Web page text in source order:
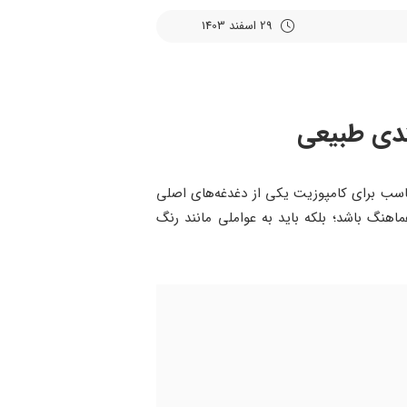
طبیعی
برای کامپوزیت یکی از دغدغه‌های اصلی
باشد؛ بلکه باید به عواملی مانند رنگ